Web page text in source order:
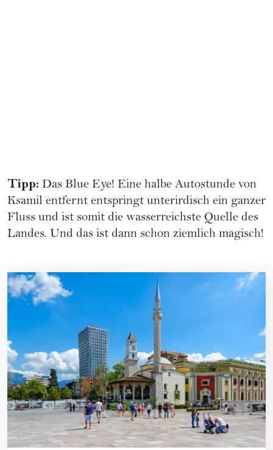
Tipp: Das Blue Eye! Eine halbe Autostunde von
Ksamil entfernt entspringt unterirdisch ein ganzer
Fluss und ist somit die wasserreichste Quelle des
Landes. Und das ist dann schon ziemlich magisch!